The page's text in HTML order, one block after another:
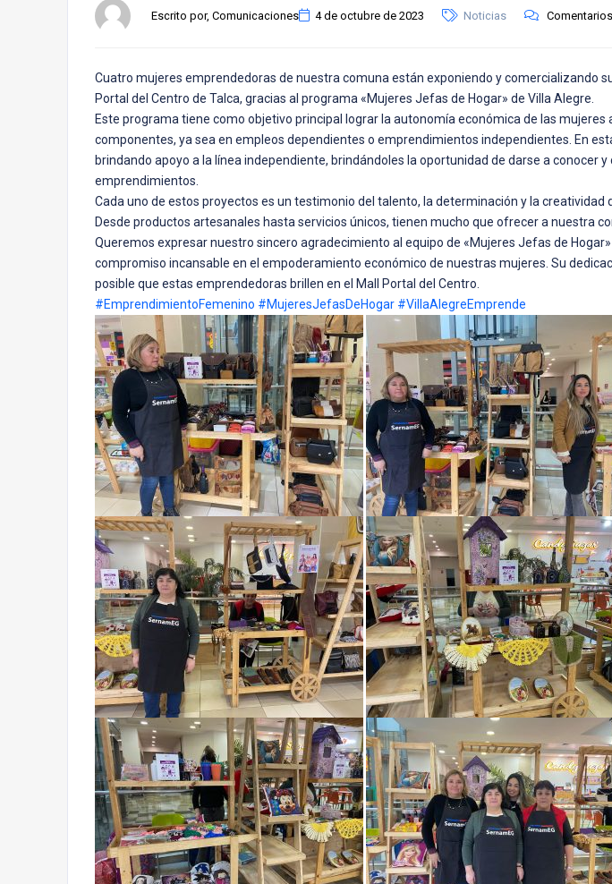
Escrito por, Comunicaciones 4 de octubre de 2023 Noticias
Cuatro mujeres emprendedoras de nuestra comuna están exponiendo y comercializando
Portal del Centro de Talca, gracias al programa «Mujeres Jefas de Hogar» de Villa Alegre.
Este programa tiene como objetivo principal lograr la autonomía económica de las mujeres
componentes, ya sea en empleos dependientes o emprendimientos independientes. En
brindando apoyo a la línea independiente, brindándoles la oportunidad de darse a conocer
emprendimientos.
Cada uno de estos proyectos es un testimonio del talento, la determinación y la creatividad
Desde productos artesanales hasta servicios únicos, tienen mucho que ofrecer a nuestra
Queremos expresar nuestro sincero agradecimiento al equipo de «Mujeres Jefas de
compromiso incansable en el empoderamiento económico de nuestras mujeres. Su
posible que estas emprendedoras brillen en el Mall Portal del Centro.
#EmprendimientoFemenino #MujeresJefasDeHogar #VillaAlegreEmprende